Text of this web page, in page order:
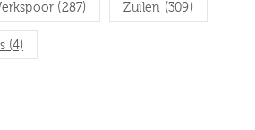
(287) Zuilen (309)
(4)